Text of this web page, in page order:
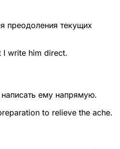
преодоления текущих
I write him direct.
ему напрямую.
to relieve the ache.